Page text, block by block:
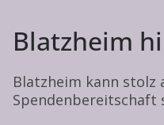
Blatzheim
Blatzheim kann stolz
Spendenbereitschaft